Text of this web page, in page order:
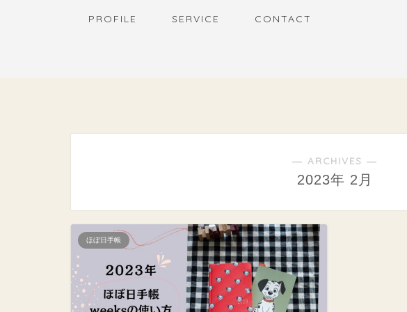
PROFILE SERVICE CONTACT
― ARCHIVES ―
2023年 2月
ほぼ日手帳